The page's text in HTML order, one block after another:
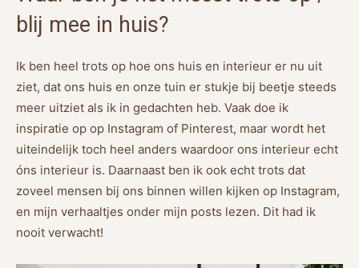
blij mee in huis?
Ik ben heel trots op hoe ons huis en interieur er nu uit
ziet, dat ons huis en onze tuin er stukje bij beetje steeds
meer uitziet als ik in gedachten heb. Vaak doe ik
inspiratie op op Instagram of Pinterest, maar wordt het
uiteindelijk toch heel anders waardoor ons interieur echt
óns interieur is. Daarnaast ben ik ook echt trots dat
zoveel mensen bij ons binnen willen kijken op Instagram,
en mijn verhaaltjes onder mijn posts lezen. Dit had ik
nooit verwacht!